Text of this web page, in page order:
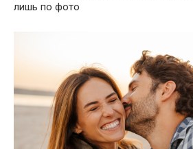
лишь по фото